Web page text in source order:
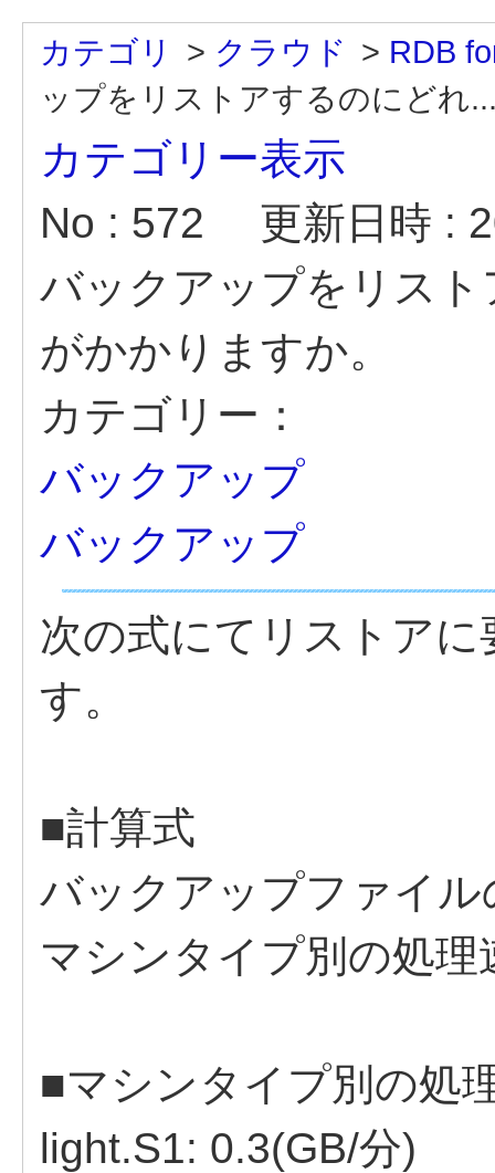
カテゴリ > クラウド > RDB
ップをリストアするのにどれ
カテゴリー表示
No : 572
更新日時 :
バックアップをリス
がかかりますか。
カテゴリー：
バックアップ
バックアップ
次の式にてリストア
す。
■計算式
バックアップファイ
マシンタイプ別の処理
■マシンタイプ別の処
light.S1: 0.3(GB/分)